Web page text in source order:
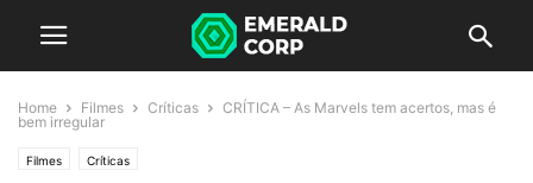
Home Filmes Críticas
CRÍTICA – As Marvels tem acertos, mas é
bem irregular
Filmes Críticas